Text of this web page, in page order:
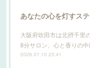
大阪府吹田市は北摂千里
8分サロン、心と香りの
2026.07.10 23:41